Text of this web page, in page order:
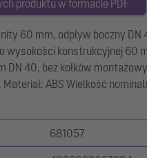
produktu w formacie PDF
60 mm, odpływ boczny DN
wysokości konstrukcyjnej 60
DN 40, bez kołków
ABS Wielkość
681057